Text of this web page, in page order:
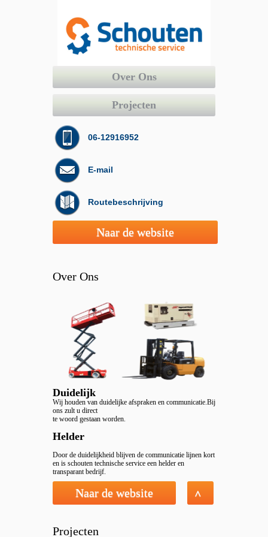
Over Ons
Projecten
06-12916952
E-mail
Routebeschrijving
Naar de website
Over Ons
Duidelijk
Wij houden van duidelijke afspraken en communicatie.Bij
ons zult u direct
te woord gestaan worden.
Helder
Door de duidelijkheid blijven de communicatie lijnen kort
en is schouten technische service een helder en
transparant bedrijf.
Veilig
hun kwaliteit en service over het hoofd.
Naar de website ^
Projecten